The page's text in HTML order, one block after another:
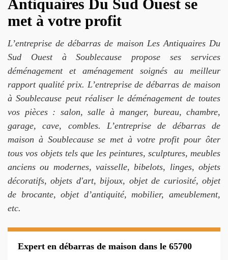
Antiquaires Du Sud Ouest se
met à votre profit
L’entreprise de débarras de maison Les Antiquaires Du
Sud Ouest à Soublecause propose ses services
déménagement et aménagement soignés au meilleur
rapport qualité prix. L’entreprise de débarras de maison
à Soublecause peut réaliser le déménagement de toutes
vos pièces : salon, salle à manger, bureau, chambre,
garage, cave, combles. L’entreprise de débarras de
maison à Soublecause se met à votre profit pour ôter
tous vos objets tels que les peintures, sculptures, meubles
anciens ou modernes, vaisselle, bibelots, linges, objets
décoratifs, objets d'art, bijoux, objet de curiosité, objet
de brocante, objet d’antiquité, mobilier, ameublement,
etc.
Expert en débarras de maison dans le 65700